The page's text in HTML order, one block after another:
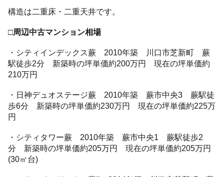
構造は二重床・二重天井です。
□周辺中古マンション相場
・シティインデックス蕨 2010年築 川口市芝新町 蕨
駅徒歩2分 新築時の坪単価約200万円 現在の坪単価約
210万円
・日神デュオステージ蕨 2010年築 蕨市中央3 蕨駅徒
歩6分 新築時の坪単価約230万円 現在の坪単価約225万
円
・シティタワー蕨 2010年築 蕨市中央1 蕨駅徒歩2
分 新築時の坪単価約205万円 現在の坪単価約205万円
(30㎡台)